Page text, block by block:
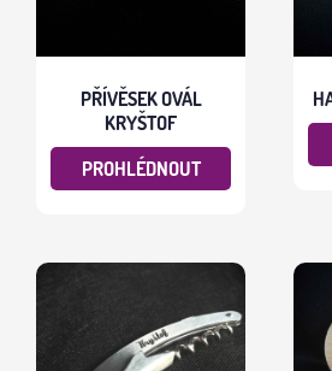
PŘÍVĚSEK OVÁL
KRYŠTOF
PROHLÉDNOUT